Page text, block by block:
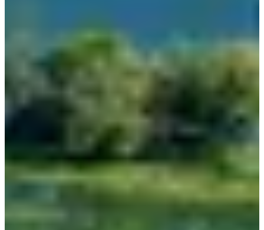
Автовокзал Экспресс Чечхон
Адрес: Чхунбук, город Чечхон, Чхильсон-ро 10-гиль
12
Если на ваше предпочитаемое время нет поездов или
ваше жилье далеко от вокзала, рассмотрите
возможность поездки на экспресс-автобусе! Вы можете
сесть на автобус до Jecheon от Seoul Express Bus
Terminal (Gyeongbu).
Сеульский Экспресс Автобусный Терминал
Чечхон